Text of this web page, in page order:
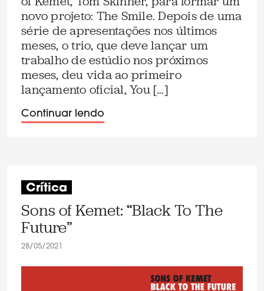
novo projeto: The Smile. Depois de uma
série de apresentações nos últimos
meses, o trio, que deve lançar um
trabalho de estúdio nos próximos
meses, deu vida ao primeiro
lançamento oficial, You […]
Continuar lendo
Crítica
Sons of Kemet: “Black To The
Future”
28/05/2021